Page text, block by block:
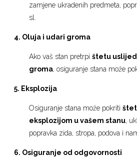
zamjene ukradenih predmeta,
sl.
4. Oluja i udari groma
Ako vaš stan pretrpištetu
groma, osiguranje stana može
5. Eksplozija
Osiguranje stana može pokriti
eksplozijom u vašem stanu,
popravka zida, stropa, podova i
6. Osiguranje od odgovornosti